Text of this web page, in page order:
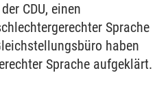
CDU, einen
Sprache
haben
Sprache aufgeklärt.